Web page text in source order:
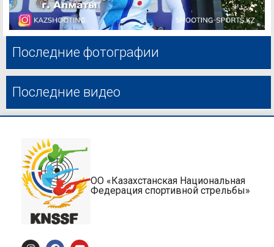
Последние фотографии
Последние видео
ОО «Казахстанская Национальная
Федерация спортивной стрельбы»